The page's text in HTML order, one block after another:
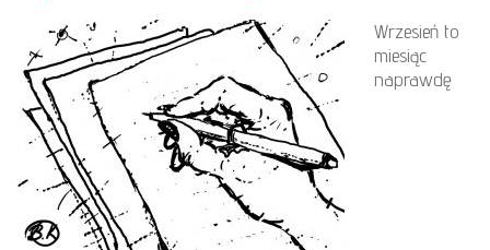
Wrzesień to
miesiąc
naprawdę